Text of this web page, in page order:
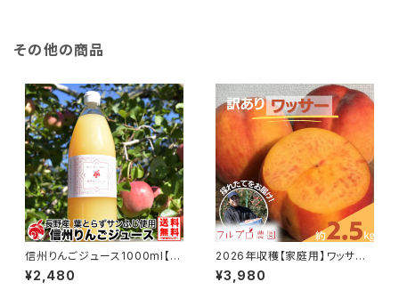
その他の商品
信州りんごジュース1000ml【2
本セット】サンふじ 葉とらず りん
ご 100% ジュース 長野県産#N
¥2,480
2026年収穫【家庭用】ワッサー
約2.5kg(5-15玉) 8月以降 長
野生まれの珍しい桃 長野県産
¥3,980